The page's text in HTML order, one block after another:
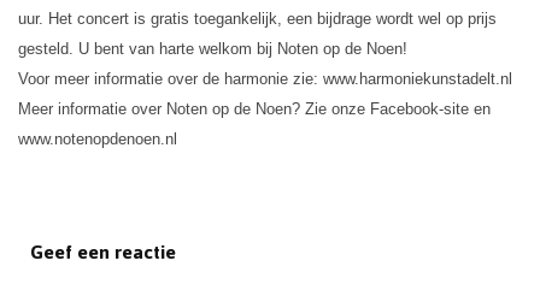
uur. Het concert is gratis toegankelijk, een bijdrage wordt wel op prijs
gesteld. U bent van harte welkom bij Noten op de Noen!
Voor meer informatie over de harmonie zie: www.harmoniekunstadelt.nl
Meer informatie over Noten op de Noen? Zie onze Facebook-site en
www.notenopdenoen.nl
Geef een reactie